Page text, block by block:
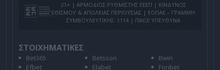
21+ | ΑΡΜΟΔΙΟΣ ΡΥΘΜΙΣΤΗΣ ΕΕΕΠ | ΚΙΝΔΥΝΟΣ
ΕΘΙΣΜΟΥ & ΑΠΩΛΕΙΑΣ ΠΕΡΙΟΥΣΙΑΣ | ΕΟΠΑΕ – ΓΡΑΜΜΗ
ΣΥΜΒΟΥΛΕΥΤΙΚΗΣ: 1114 | ΠΑΙΞΕ ΥΠΕΥΘΥΝΑ
ΣΤΟΙΧΗΜΑΤΙΚΕΣ
Bet365 Betsson
Bwin
Efbet
Elabet
Fonbet